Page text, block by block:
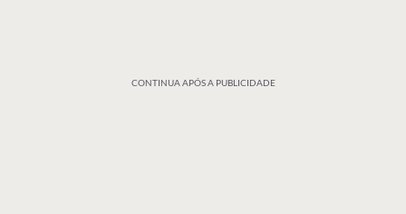
CONTINUA APÓS A PUBLICIDADE